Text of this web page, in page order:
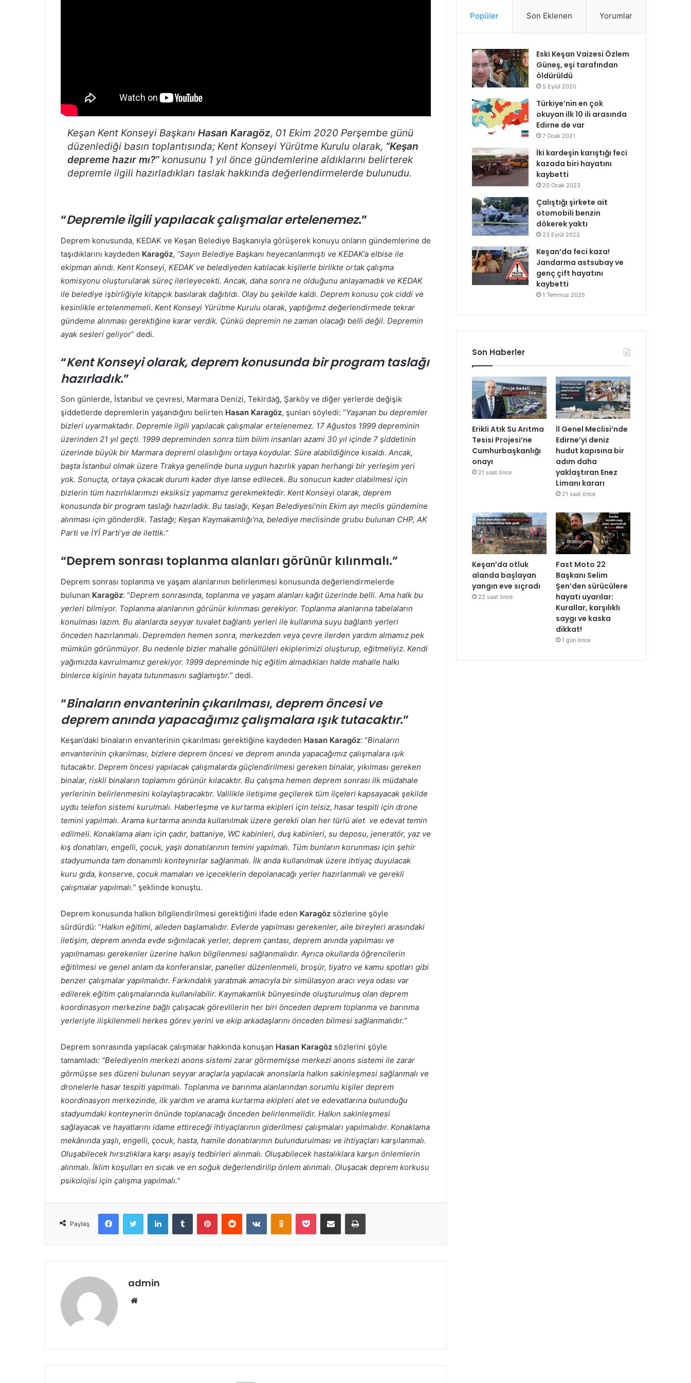
Keşan Kent Konseyi Başkanı Hasan Karagöz, 01 Ekim 2020 Perşembe günü
düzenlediği basın toplantısında; Kent Konseyi Yürütme Kurulu olarak, “Keşan
depreme hazır mı?” konusunu 1 yıl önce gündemlerine aldıklarını belirterek
depremle ilgili hazırladıkları taslak hakkında değerlendirmelerde bulunudu.
“Depremle ilgili yapılacak çalışmalar ertelenemez.”
Deprem konusunda, KEDAK ve Keşan Belediye Başkanıyla görüşerek konuyu onların gündemlerine de
taşıdıklarını kaydeden Karagöz, “Sayın Belediye Başkanı heyecanlanmıştı ve KEDAK’a elbise ile
ekipman alındı. Kent Konseyi, KEDAK ve belediyeden katılacak kişilerle birlikte ortak çalışma
komisyonu oluşturularak süreç ilerleyecekti. Ancak, daha sonra ne olduğunu anlayamadık ve KEDAK
ile belediye işbirliğiyle kitapçık basılarak dağıtıldı. Olay bu şekilde kaldı. Deprem konusu çok ciddi ve
kesinlikle ertelenmemeli. Kent Konseyi Yürütme Kurulu olarak, yaptığımız değerlendirmede tekrar
gündeme alınması gerektiğine karar verdik. Çünkü depremin ne zaman olacağı belli değil. Depremin
ayak sesleri geliyor” dedi.
“Kent Konseyi olarak, deprem konusunda bir program taslağı
hazırladık.”
Son günlerde, İstanbul ve çevresi, Marmara Denizi, Tekirdağ, Şarköy ve diğer yerlerde değişik
şiddetlerde depremlerin yaşandığını belirten Hasan Karagöz, şunları söyledi: “Yaşanan bu depremler
bizleri uyarmaktadır. Depremle ilgili yapılacak çalışmalar ertelenemez. 17 Ağustos 1999 depreminin
üzerinden 21 yıl geçti. 1999 depreminden sonra tüm bilim insanları azami 30 yıl içinde 7 şiddetinin
üzerinde büyük bir Marmara depremi olasılığını ortaya koydular. Süre alabildiğince kısaldı. Ancak,
başta İstanbul olmak üzere Trakya genelinde buna uygun hazırlık yapan herhangi bir yerleşim yeri
yok. Sonuçta, ortaya çıkacak durum kader diye lanse edilecek. Bu sonucun kader olabilmesi için
bizlerin tüm hazırlıklarımızı eksiksiz yapmamız gerekmektedir. Kent Konseyi olarak, deprem
konusunda bir program taslağı hazırladık. Bu taslağı, Keşan Belediyesi’nin Ekim ayı meclis gündemine
alınması için gönderdik. Taslağı; Keşan Kaymakamlığı’na, belediye meclisinde grubu bulunan CHP, AK
Parti ve İYİ Parti’ye de ilettik.“
“Deprem sonrası toplanma alanları görünür kılınmalı.”
Deprem sonrası toplanma ve yaşam alanlarının belirlenmesi konusunda değerlendirmelerde
bulunan Karagöz: “Deprem sonrasında, toplanma ve yaşam alanları kağıt üzerinde belli. Ama halk bu
yerleri bilmiyor. Toplanma alanlarının görünür kılınması gerekiyor. Toplanma alanlarına tabelaların
konulması lazım. Bu alanlarda seyyar tuvalet bağlantı yerleri ile kullanma suyu bağlantı yerleri
önceden hazırlanmalı. Depremden hemen sonra, merkezden veya çevre ilerden yardım almamız pek
mümkün görünmüyor. Bu nedenle bizler mahalle gönüllüleri ekiplerimizi oluşturup, eğitmeliyiz. Kendi
yağımızda kavrulmamız gerekiyor. 1999 depreminde hiç eğitim almadıkları halde mahalle halkı
binlerce kişinin hayata tutunmasını sağlamıştır.” dedi.
“Binaların envanterinin çıkarılması, deprem öncesi ve
deprem anında yapacağımız çalışmalara ışık tutacaktır.”
Keşan’daki binaların envanterinin çıkarılması gerektiğine kaydeden Hasan Karagöz: “Binaların
envanterinin çıkarılması, bizlere deprem öncesi ve deprem anında yapacağımız çalışmalara ışık
tutacaktır. Deprem öncesi yapılacak çalışmalarda güçlendirilmesi gereken binalar, yıkılması gereken
binalar, riskli binaların toplamını görünür kılacaktır. Bu çalışma hemen deprem sonrası ilk müdahale
yerlerinin belirlenmesini kolaylaştıracaktır. Valilikle iletişime geçilerek tüm ilçeleri kapsayacak şekilde
uydu telefon sistemi kurulmalı. Haberleşme ve kurtarma ekipleri için telsiz, hasar tespiti için drone
temini yapılmalı. Arama kurtarma anında kullanılmak üzere gerekli olan her türlü alet ve edevat temin
edilmeli. Konaklama alanı için çadır, battaniye, WC kabinleri, duş kabinleri, su deposu, jeneratör, yaz ve
kış donatıları, engelli, çocuk, yaşlı donatılarının temini yapılmalı. Tüm bunların korunması için şehir
stadyumunda tam donanımlı konteynırlar sağlanmalı. İlk anda kullanılmak üzere ihtiyaç duyulacak
kuru gıda, konserve, çocuk mamaları ve içeceklerin depolanacağı yerler hazırlanmalı ve gerekli
çalışmalar yapılmalı.” şeklinde konuştu.
Deprem konusunda halkın bilgilendirilmesi gerektiğini ifade eden Karagöz sözlerine şöyle
sürdürdü: “Halkın eğitimi, aileden başlamalıdır. Evlerde yapılması gerekenler, aile bireyleri arasındaki
iletişim, deprem anında evde sığınılacak yerler, deprem çantası, deprem anında yapılması ve
yapılmaması gerekenler üzerine halkın bilgilenmesi sağlanmalıdır. Ayrıca okullarda öğrencilerin
eğitilmesi ve genel anlam da konferanslar, paneller düzenlenmeli, broşür, tiyatro ve kamu spotları gibi
benzer çalışmalar yapılmalıdır. Farkındalık yaratmak amacıyla bir simülasyon aracı veya odası var
edilerek eğitim çalışmalarında kullanılabilir. Kaymakamlık bünyesinde oluşturulmuş olan deprem
koordinasyon merkezine bağlı çalışacak görevlilerin her biri önceden deprem toplanma ve barınma
yerleriyle ilişkilenmeli herkes görev yerini ve ekip arkadaşlarını önceden bilmesi sağlanmalıdır.“
Deprem sonrasında yapılacak çalışmalar hakkında konuşan Hasan Karagöz sözlerini şöyle
tamamladı: “Belediyenin merkezi anons sistemi zarar görmemişse merkezi anons sistemi ile zarar
görmüşse ses düzeni bulunan seyyar araçlarla yapılacak anonslarla halkın sakinleşmesi sağlanmalı ve
dronelerle hasar tespiti yapılmalı. Toplanma ve barınma alanlarından sorumlu kişiler deprem
koordinasyon merkezinde, ilk yardım ve arama kurtarma ekipleri alet ve edevatlarına bulunduğu
stadyumdaki konteynerin önünde toplanacağı önceden belirlenmelidir. Halkın sakinleşmesi
sağlayacak ve hayatlarını idame ettireceği ihtiyaçlarının giderilmesi çalışmaları yapılmalıdır. Konaklama
mekânında yaşlı, engelli, çocuk, hasta, hamile donatılarının bulundurulması ve ihtiyaçları karşılanmalı.
Oluşabilecek hırsızlıklara karşı asayiş tedbirleri alınmalı. Oluşabilecek hastalıklara karşın önlemlerin
alınmalı. İklim koşulları en sıcak ve en soğuk değerlendirilip önlem alınmalı. Oluşacak deprem korkusu
psikolojisi için çalışma yapılmalı.“
Paylaş
FacebookTwitter LinkedInTumblr PinterestReddit VKontakteOdnoklassniki
Pocket E-Posta ile paylaş Yazdır
admin
Web
Popüler Son Eklenen Yorumlar
Eski Keşan Vaizesi Özlem
Güneş, eşi tarafından
öldürüldü
5 Eylül 2020
Türkiye’nin en çok
okuyan ilk 10 ili arasında
Edirne de var
7 Ocak 2021
İki kardeşin karıştığı feci
kazada biri hayatını
kaybetti
20 Ocak 2023
Çalıştığı şirkete ait
otomobili benzin
dökerek yaktı
23 Eylül 2022
Keşan’da feci kaza!
Jandarma astsubay ve
genç çift hayatını
kaybetti
1 Temmuz 2025
Son Haberler
Erikli Atık Su Arıtma
Tesisi Projesi’ne
Cumhurbaşkanlığı
onayı
21 saat önce
İl Genel Meclisi’nde
Edirne’yi deniz
hudut kapısına bir
adım daha
yaklaştıran Enez
Limanı kararı
21 saat önce
Keşan’da otluk
alanda başlayan
yangın eve sıçradı
22 saat önce
Fast Moto 22
Başkanı Selim
Şen’den sürücülere
hayati uyarılar:
Kurallar, karşılıklı
saygı ve kaska
dikkat!
1 gün önce